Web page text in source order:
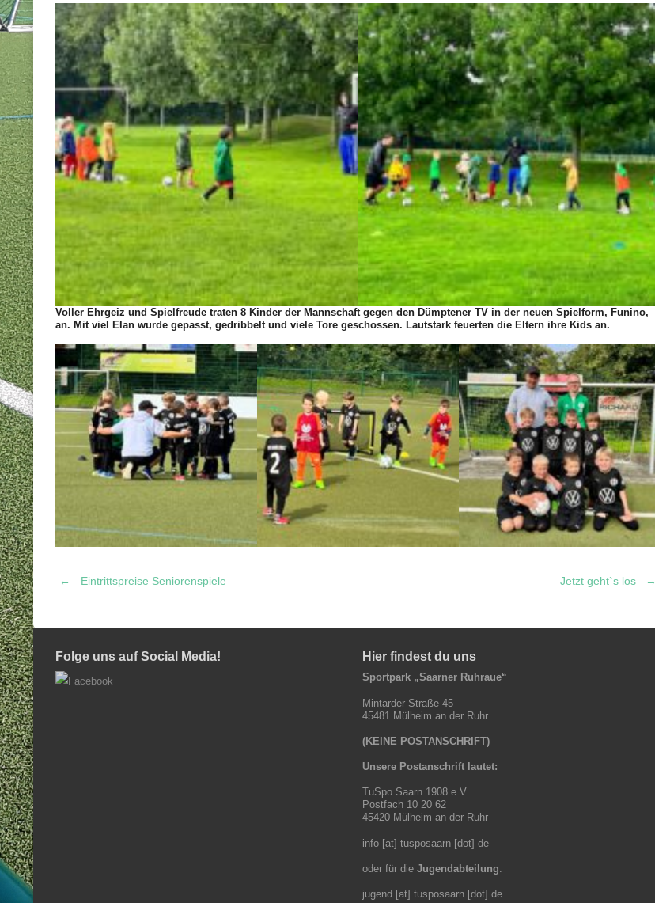
Voller Ehrgeiz und Spielfreude traten 8 Kinder der Mannschaft gegen den Dümptener TV in der neuen Spielform, Funino,
an. Mit viel Elan wurde gepasst, gedribbelt und viele Tore geschossen. Lautstark feuerten die Eltern ihre Kids an.
Post
navigation
← Eintrittspreise Seniorenspiele Jetzt geht`s los →
Folge uns auf Social Media! Hier findest du uns
Sportpark „Saarner Ruhraue“
Mintarder Straße 45
45481 Mülheim an der Ruhr
(KEINE POSTANSCHRIFT)
Unsere Postanschrift lautet:
TuSpo Saarn 1908 e.V.
Postfach 10 20 62
45420 Mülheim an der Ruhr
info [at] tusposaarn [dot] de
oder für die Jugendabteilung:
jugend [at] tusposaarn [dot] de